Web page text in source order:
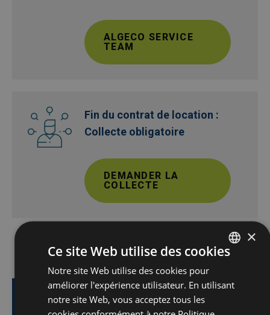
ALGECO SERVICE
TEAM
Afbeelding
Fin du contrat de location :
Collecte obligatoire
DEMANDER LA
COLLECTE
FRENCH
×
Ce site Web utilise des cookies
Notre site Web utilise des cookies pour
améliorer l'expérience utilisateur. En utilisant
notre site Web, vous acceptez tous les